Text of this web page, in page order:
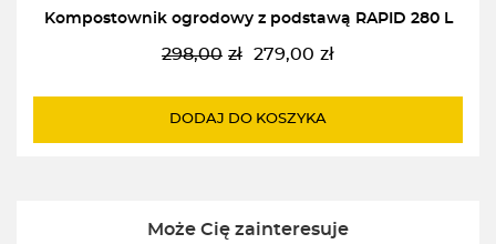
Kompostownik ogrodowy z podstawą RAPID 280 L
298,00 zł
Pierwotna
wynosiła:
279,00 zł
Aktualna
wynosi:
DODAJ DO KOSZYKA
Może Cię zainteresuje